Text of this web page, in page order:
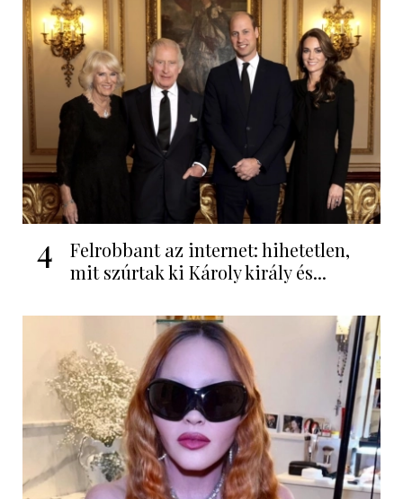
4
Felrobbant az internet: hihetetlen,
mit szúrtak ki Károly király és...